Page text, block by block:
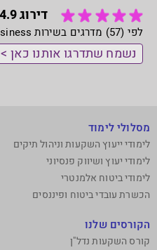
דירוג 4.9
לפי (57) מדרגים בשירות Google My Business.
נשמח שתדרגו אותנו כאן >
מסלולי לימוד
לימודי ייעוץ השקעות וניהול תיקים
לימודי יעוץ ושיווק פנסיוני
לימודי ביטוח אלמנטרי
הכשרת עובדי ביטוח ופיננסים
הקורסים שלנו
קורס השקעות נדל"ן